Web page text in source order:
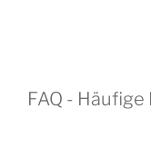
FAQ - Häufige